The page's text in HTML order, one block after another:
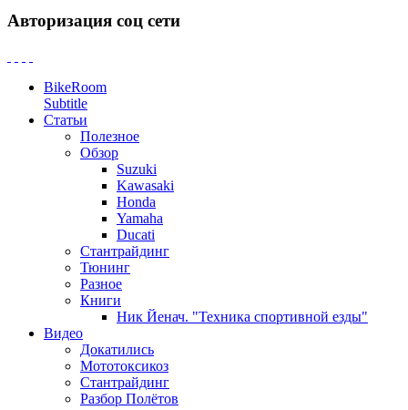
Авторизация соц сети
BikeRoom
Subtitle
Статьи
Полезное
Обзор
Suzuki
Kawasaki
Honda
Yamaha
Ducati
Стантрайдинг
Тюнинг
Разное
Книги
Ник Йенач. "Техника спортивной езды"
Видео
Докатились
Мототоксикоз
Стантрайдинг
Разбор Полётов